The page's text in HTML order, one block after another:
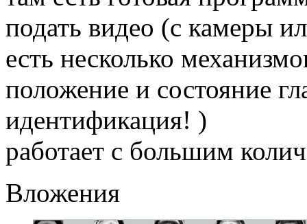
подать видео (с камеры
есть несколько
положение и состояние
идентификация! )
работает с большим
Вложения